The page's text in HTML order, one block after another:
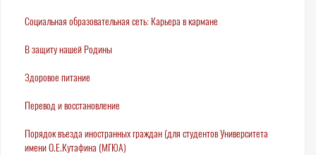
Социальная образовательная сеть: Карьера в кармане
В защиту нашей Родины
Здоровое питание
Перевод и восстановление
Порядок въезда иностранных граждан (для студентов Университета
имени О.Е.Кутафина (МГЮА)